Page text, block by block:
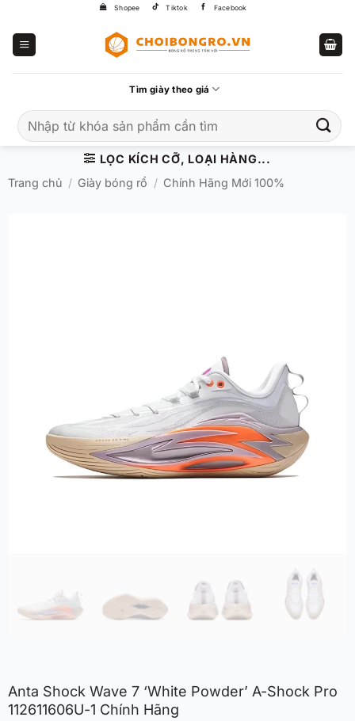
Shopee Tiktok Facebook
Tìm giày theo giá
kiếm:
LỌC KÍCH CỠ, LOẠI HÀNG...
Trang chủ / Giày bóng rổ / Chính Hãng Mới 100%
Anta Shock Wave 7 ‘White Powder’ A-Shock Pro
112611606U-1 Chính Hãng